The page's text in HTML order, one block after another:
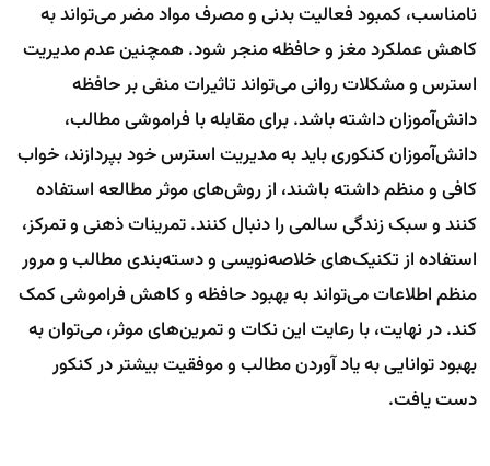
نامناسب، کمبود فعالیت بدنی و مصرف مواد مضر می‌تواند به
کاهش عملکرد مغز و حافظه منجر شود. همچنین عدم مدیریت
استرس و مشکلات روانی می‌تواند تاثیرات منفی بر حافظه
دانش‌آموزان داشته باشد. برای مقابله با فراموشی مطالب،
دانش‌آموزان کنکوری باید به مدیریت استرس خود بپردازند، خواب
کافی و منظم داشته باشند، از روش‌های موثر مطالعه استفاده
کنند و سبک زندگی سالمی را دنبال کنند. تمرینات ذهنی و تمرکز،
استفاده از تکنیک‌های خلاصه‌نویسی و دسته‌بندی مطالب و مرور
منظم اطلاعات می‌تواند به بهبود حافظه و کاهش فراموشی کمک
کند. در نهایت، با رعایت این نکات و تمرین‌های موثر، می‌توان به
بهبود توانایی به یاد آوردن مطالب و موفقیت بیشتر در کنکور
دست یافت.